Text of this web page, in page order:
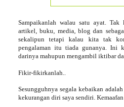
Sampaikanlah walau satu ayat.
artikel, buku, media, blog dan
sekalipun tetapi kalau kita tak
pengalaman itu tiada gunanya. Ini
darinya mahupun mengambil iktibar
Fikir-fikirkanlah..
Sesungguhnya segala kebaikan
kekurangan diri saya sendiri.